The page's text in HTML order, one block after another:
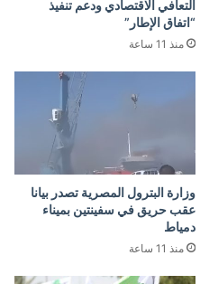
التعافي الاقتصادي ودعم تنفيذ
“اتفاق الإطار”
منذ 11 ساعة
وزارة البترول المصرية تصدر بيانا
عقب حريق في سفينتين بميناء
دمياط
منذ 11 ساعة